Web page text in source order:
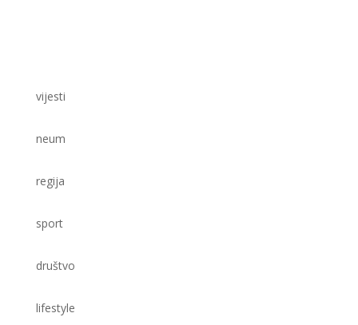
vijesti
neum
regija
sport
društvo
lifestyle